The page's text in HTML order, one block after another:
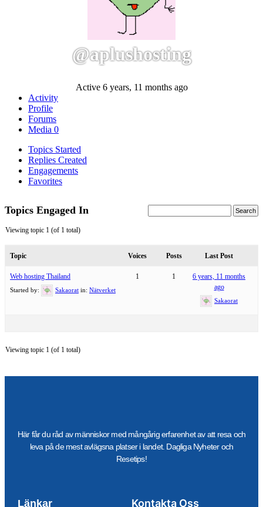
@aplushosting
Active 6 years, 11 months ago
Activity
Profile
Forums
Media 0
Topics Started
Replies Created
Engagements
Favorites
Topics Engaged In
Viewing topic 1 (of 1 total)
Topic Voices Posts Last Post
Web hosting Thailand
Started by: Sakaorat in: Nätverket
1 1
6 years, 11 months
ago
Sakaorat
Viewing topic 1 (of 1 total)
Här får du råd av människor med mångårig erfarenhet av att resa och
leva på de mest avlägsna platser i landet. Dagliga Nyheter och
Resetips!
Länkar Kontakta Oss